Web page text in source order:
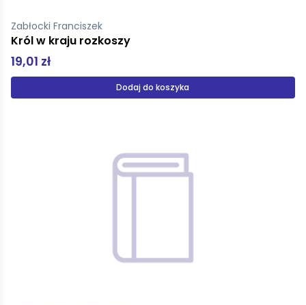
Zabłocki Franciszek
Król w kraju rozkoszy
19,01 zł
Dodaj do koszyka